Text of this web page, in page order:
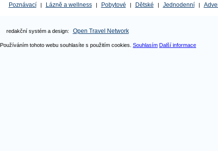
Poznávací
| Lázně a wellness | Pobytové | Dětské | Jednodenní |
redakční systém a design: Open Travel Network
Používáním tohoto webu souhlasíte s použitím cookies. Souhlasím Další informace